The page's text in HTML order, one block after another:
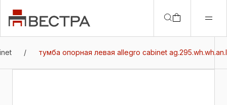
/ тумба опорная левая allegro cabinet ag.295.wh.wh.an.l